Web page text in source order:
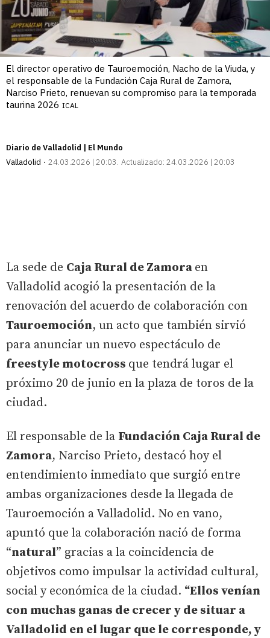
El director operativo de Tauroemoción, Nacho de la Viuda, y
el responsable de la Fundación Caja Rural de Zamora,
Narciso Prieto, renuevan su compromiso para la temporada
taurina 2026 ICAL
Diario de Valladolid | El Mundo
Valladolid
24.03.2026 | 20:03 Actualizado: 24.03.2026 | 20:03
La sede de Caja Rural de Zamora en
Valladolid acogió la presentación de la
renovación del acuerdo de colaboración con
Tauroemoción, un acto que también sirvió
para anunciar un nuevo espectáculo de
freestyle motocross que tendrá lugar el
próximo 20 de junio en la plaza de toros de la
ciudad.
El responsable de la Fundación Caja Rural de
Zamora, Narciso Prieto, destacó hoy el
entendimiento inmediato que surgió entre
ambas organizaciones desde la llegada de
Tauroemoción a Valladolid. No en vano,
apuntó que la colaboración nació de forma
“natural” gracias a la coincidencia de
objetivos como impulsar la actividad cultural,
social y económica de la ciudad. “Ellos venían
con muchas ganas de crecer y de situar a
Valladolid en el lugar que le corresponde, y